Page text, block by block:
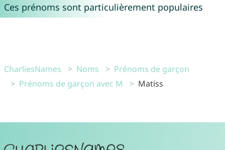
Ces prénoms sont particulièrement populaires
CharliesNames Noms
Prénoms de garçon
Prénoms de garçon avec M
Matiss